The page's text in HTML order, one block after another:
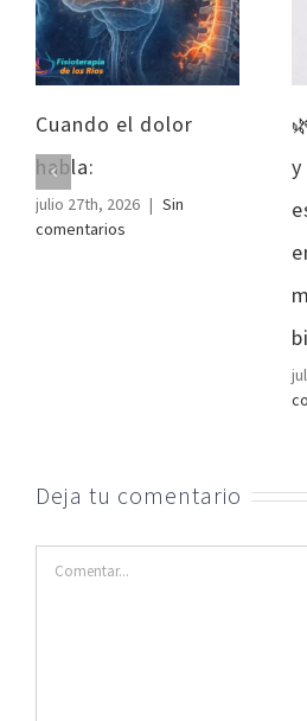
Cuando el dolor
habla:
julio 27th, 2026 | Sin
comentarios
y
Deja tu comentario
Comentar